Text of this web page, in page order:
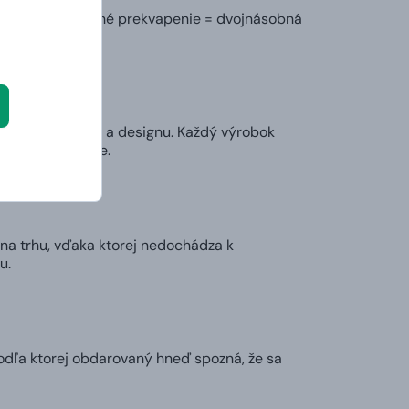
Dvojnásobné prekvapenie = dvojnásobná
praktickosti a designu. Každý výrobok
vynikne.
trhu, vďaka ktorej nedochádza k
ktorej obdarovaný hneď spozná, že sa